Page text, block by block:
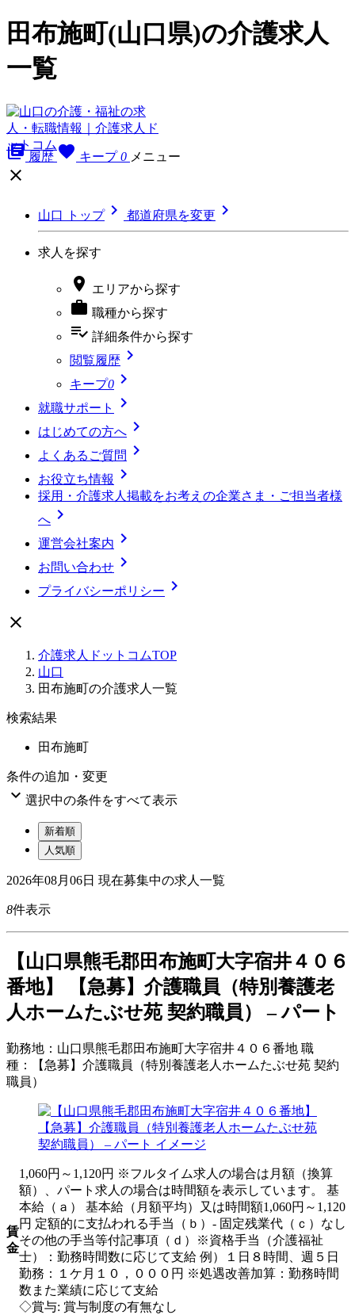
田布施町(山口県)の介護求人
一覧
library_books 履歴 favorite キープ 0 メニュー

山口 トップ 都道府県を変更 
求人を探す
 エリアから探す
 職種から探す
playlist_add_check 詳細条件から探す
閲覧履歴 
キープ0 
就職サポート 
はじめての方へ 
よくあるご質問 
お役立ち情報 
採用・介護求人掲載をお考えの企業さま・ご担当者様
へ 
運営会社案内 
お問い合わせ 
プライバシーポリシー 

介護求人ドットコムTOP
山口
田布施町の介護求人一覧
検索結果
田布施町
条件の追加・変更
 選択中の条件をすべて表示
新着順
人気順
2026年08月06日 現在募集中の求人一覧
8件表示
【山口県熊毛郡田布施町大字宿井４０６
番地】 【急募】介護職員（特別養護老
人ホームたぶせ苑 契約職員） – パート
勤務地： 山口県熊毛郡田布施町大字宿井４０６番地 職
種：
【急募】介護職員（特別養護老人ホームたぶせ苑 契約
職員）
賃
金
1,060円～1,120円 ※フルタイム求人の場合は月額（換算
額）、パート求人の場合は時間額を表示しています。 基
本給（ａ） 基本給（月額平均）又は時間額1,060円～1,120
円 定額的に支払われる手当（ｂ）- 固定残業代（ｃ）なし
その他の手当等付記事項（ｄ）※資格手当（介護福祉
士）：勤務時間数に応じて支給 例）１日８時間、週５日
勤務：１ケ月１０，０００円 ※処遇改善加算：勤務時間
数また業績に応じて支給
◇賞与: 賞与制度の有無なし